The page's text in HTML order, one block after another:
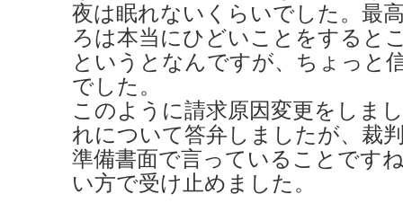
夜は眠れないくらいでした。最
ろは本当にひどいことをすると
というとなんですが、ちょっと
でした。
このように請求原因変更をしま
れについて答弁しましたが、裁
準備書面で言っていることです
い方で受け止めました。